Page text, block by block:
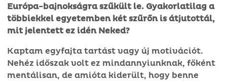
Európa-bajnokságra szűkült le. Gyakorlatilag a
többiekkel egyetemben két szűrőn is átjutottál,
mit jelentett ez idén Neked?
Kaptam egyfajta tartást vagy új motivációt.
Nehéz időszak volt ez mindannyiunknak, főként
mentálisan, de amióta kiderült, hogy benne